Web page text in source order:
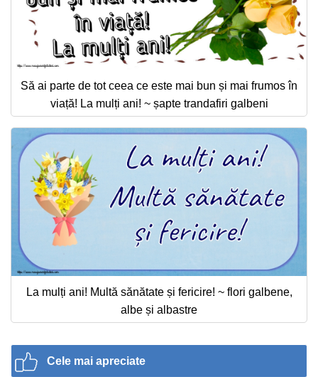
Să ai parte de tot ceea ce este mai bun și mai frumos în
viață! La mulți ani! ~ șapte trandafiri galbeni
La mulți ani! Multă sănătate și fericire! ~ flori galbene,
albe și albastre
Cele mai apreciate